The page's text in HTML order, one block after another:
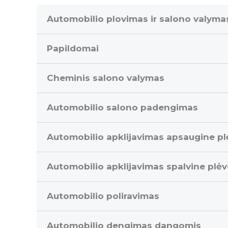
Automobilio plovimas ir salono
Papildomai
Cheminis salono valymas
Automobilio salono padengimas
Automobilio apklijavimas apsaugine
Automobilio apklijavimas spalvine
Automobilio poliravimas
Automobilio dengimas dangomis